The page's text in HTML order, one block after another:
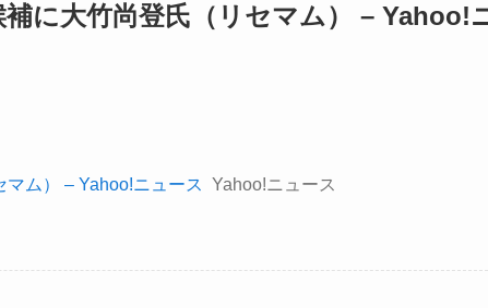
に大竹尚登氏（リセマム） – Yahoo!
ム） – Yahoo!ニュース Yahoo!ニュース